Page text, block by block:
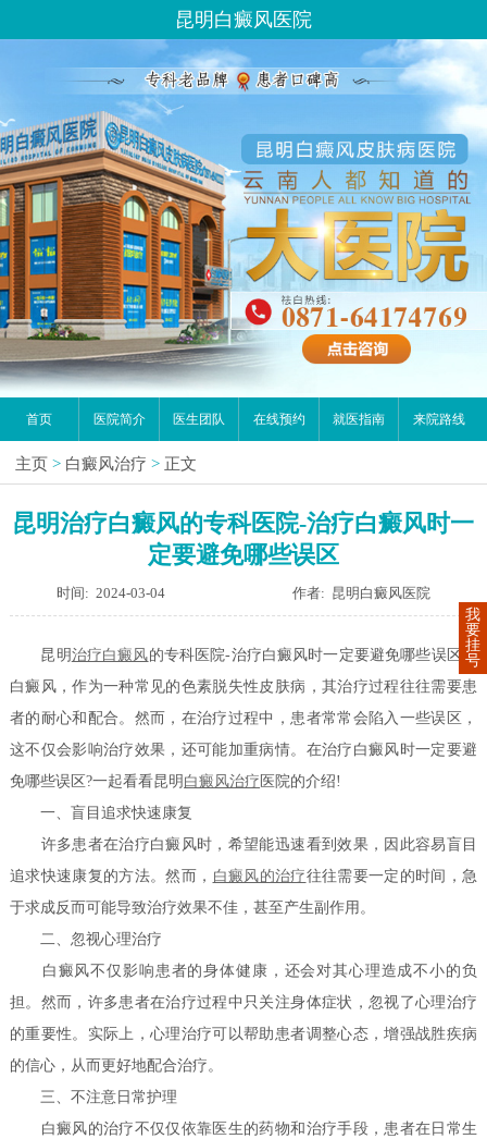
昆明白癜风医院
首页 医院简介 医生团队 在线预约 就医指南 来院路线
主页 > 白癜风治疗 > 正文
昆明治疗白癜风的专科医院-治疗白癜风时一
定要避免哪些误区
时间: 2024-03-04 作者: 昆明白癜风医院
昆明治疗白癜风的专科医院-治疗白癜风时一定要避免哪些误区？
白癜风，作为一种常见的色素脱失性皮肤病，其治疗过程往往需要患
者的耐心和配合。然而，在治疗过程中，患者常常会陷入一些误区，
这不仅会影响治疗效果，还可能加重病情。在治疗白癜风时一定要避
免哪些误区?一起看看昆明 白癜风治疗 医院的介绍!
一、盲目追求快速康复
许多患者在治疗白癜风时，希望能迅速看到效果，因此容易盲目
追求快速康复的方法。然而， 白癜风的治疗往往需要一定的时间，急
于求成反而可能导致治疗效果不佳，甚至产生副作用。
二、忽视心理治疗
白癜风不仅影响患者的身体健康，还会对其心理造成不小的负
担。然而，许多患者在治疗过程中只关注身体症状，忽视了心理治疗
的重要性。实际上，心理治疗可以帮助患者调整心态，增强战胜疾病
的信心，从而更好地配合治疗。
三、不注意日常护理
白癜风的治疗不仅仅依靠医生的药物和治疗手段，患者在日常生
我
要
挂
号